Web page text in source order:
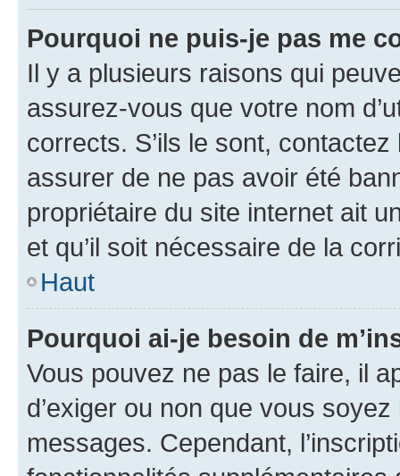
Pourquoi ne puis-je pas me
Il y a plusieurs raisons qui
assurez-vous que votre nom
corrects. S’ils le sont,
assurer de ne pas avoir été
propriétaire du site internet ait
et qu’il soit nécessaire de la
Haut
Pourquoi ai-je besoin de
Vous pouvez ne pas le faire, il
d’exiger ou non que vous
messages. Cependant,